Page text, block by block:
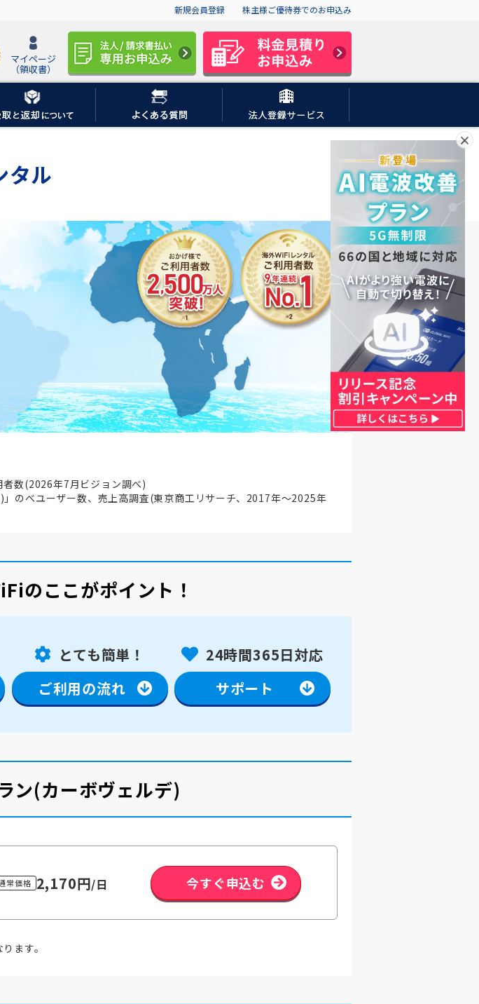
新規会員登録 株主様ご優待券でのお申込み
マイページ
（領収書）
タル
数(2026年7月ビジョン調べ)
べユーザー数、売上高調査(東京商工リサーチ、2017年～2025年
のここがポイント！
とても簡単！
ご利用の流れ
24時間365日対応
サポート
ン(カーボヴェルデ)
常価格 2,170円/日 今すぐ申込む
ます。
×